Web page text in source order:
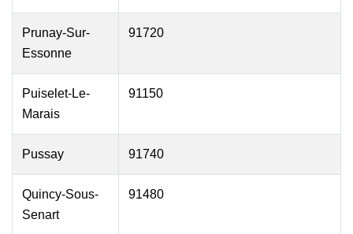
Prunay-Sur-
Essonne
91720
Puiselet-Le-
Marais
91150
Pussay 91740
Quincy-Sous-
Senart
91480